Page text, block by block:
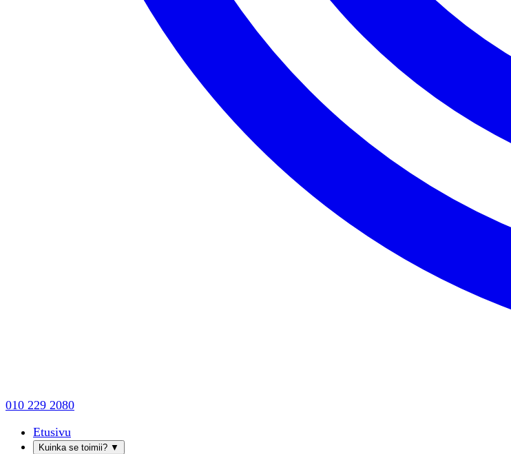
010 229 2080
Etusivu
Kuinka se toimii? ▼